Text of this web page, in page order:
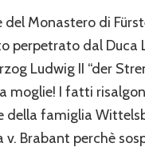
Monastero di
perpetrato dal Duca
Ludwig II “der
moglie! I fatti
della famiglia
v. Brabant perchè